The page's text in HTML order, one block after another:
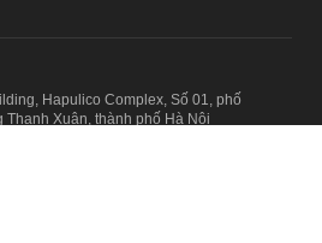
Hapulico Complex, Số 01, phố
Xuân, thành phố Hà Nội